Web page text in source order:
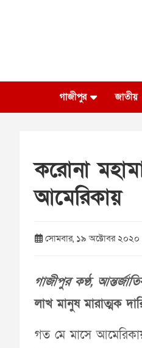
গাজীপুর জাতীয়
করোনা
আমেরিকায়
সোমবার, ১৯ অক্টোবর ২০২০
গাজীপুর কণ্ঠ,
লাখ মানুষ মারাত্মক
গত মে মাসে